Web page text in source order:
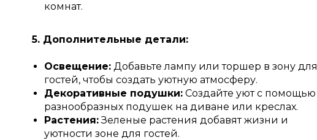
комнат.
5. Дополнительные детали:
Освещение: Добавьте лампу или торшер в зону для
гостей, чтобы создать уютную атмосферу.
Декоративные подушки: Создайте уют с помощью
разнообразных подушек на диване или креслах.
Растения:Зеленые растения добавят жизни и
уютности зоне для гостей.